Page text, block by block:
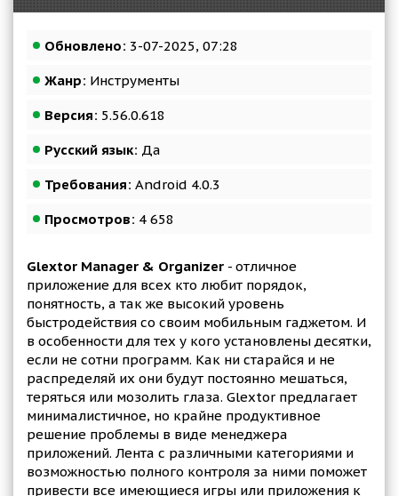
Обновлено: 3-07-2025, 07:28
Жанр: Инструменты
Версия: 5.56.0.618
Русский язык: Да
Требования: Android 4.0.3
Просмотров: 4 658
Glextor Manager & Organizer - отличное
приложение для всех кто любит порядок,
понятность, а так же высокий уровень
быстродействия со своим мобильным гаджетом. И
в особенности для тех у кого установлены десятки,
если не сотни программ. Как ни старайся и не
распределяй их они будут постоянно мешаться,
теряться или мозолить глаза. Glextor предлагает
минималистичное, но крайне продуктивное
решение проблемы в виде менеджера
приложений. Лента с различными категориями и
возможностью полного контроля за ними поможет
привести все имеющиеся игры или приложения к